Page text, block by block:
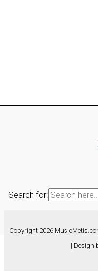
Search for:
Copyright 2026
| Design